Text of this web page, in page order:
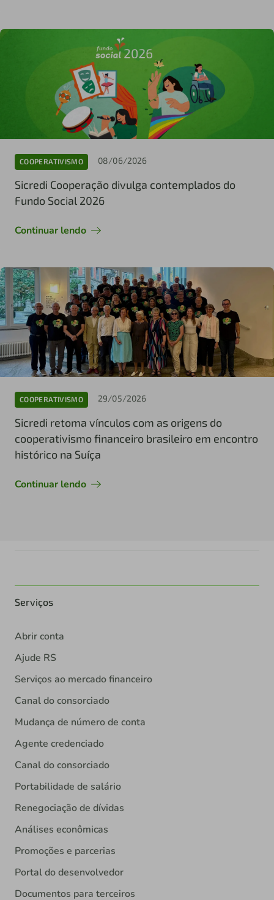
COOPERATIVISMO 08/06/2026
Sicredi Cooperação divulga contemplados do
Fundo Social 2026
Continuar lendo
COOPERATIVISMO 29/05/2026
Sicredi retoma vínculos com as origens do
cooperativismo financeiro brasileiro em encontro
histórico na Suíça
Continuar lendo
Serviços
Abrir conta
Ajude RS
Serviços ao mercado financeiro
Canal do consorciado
Mudança de número de conta
Agente credenciado
Canal do consorciado
Portabilidade de salário
Renegociação de dívidas
Análises econômicas
Promoções e parcerias
Portal do desenvolvedor
Documentos para terceiros